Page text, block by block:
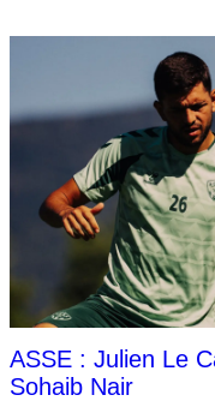
ASSE : Julien Le
Sohaib Nair